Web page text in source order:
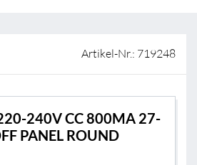
Artikel-Nr.: 719248
240V CC 800MA 27-
PANEL ROUND